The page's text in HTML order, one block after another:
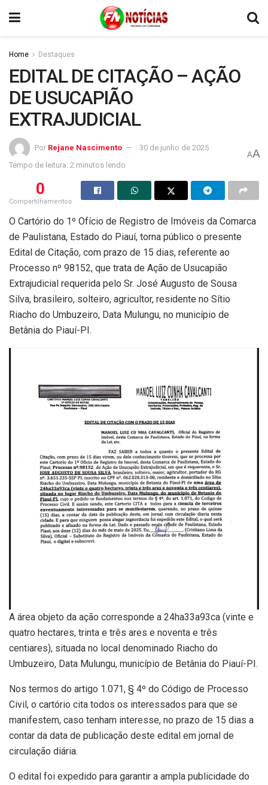
Home Destaques
EDITAL DE CITAÇÃO – AÇÃO
DE USUCAPIÃO
EXTRAJUDICIAL
Por Rejane Nascimento
30 de junho de 2025
Tempo de leitura: 2 minutos lendo
AA
0
Compartilhamentos
O Cartório do 1º Ofício de Registro de Imóveis da Comarca
de Paulistana, Estado do Piauí, torna público o presente
Edital de Citação, com prazo de 15 dias, referente ao
Processo nº 98152, que trata de Ação de Usucapião
Extrajudicial requerida pelo Sr. José Augusto de Sousa
Silva, brasileiro, solteiro, agricultor, residente no Sítio
Riacho do Umbuzeiro, Data Mulungu, no município de
Betânia do Piauí-PI.
A área objeto da ação corresponde a 24ha33a93ca (vinte e
quatro hectares, trinta e três ares e noventa e três
centiares), situada no local denominado Riacho do
Umbuzeiro, Data Mulungu, município de Betânia do Piauí-PI.
Nos termos do artigo 1.071, § 4º do Código de Processo
Civil, o cartório cita todos os interessados para que se
manifestem, caso tenham interesse, no prazo de 15 dias a
contar da data de publicação deste edital em jornal de
circulação diária.
O edital foi expedido para garantir a ampla publicidade do